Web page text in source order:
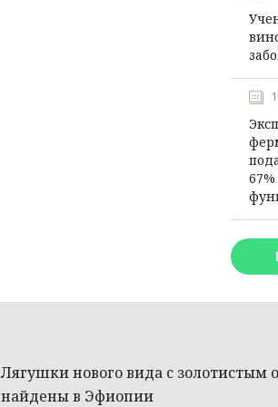
Лягушки нового вида с золотистым
найдены в Эфиопии